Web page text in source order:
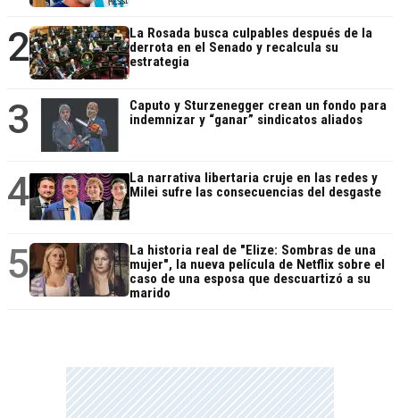
2
La Rosada busca culpables después de la
derrota en el Senado y recalcula su
estrategia
3
Caputo y Sturzenegger crean un fondo para
indemnizar y “ganar” sindicatos aliados
4
La narrativa libertaria cruje en las redes y
Milei sufre las consecuencias del desgaste
5
La historia real de "Elize: Sombras de una
mujer", la nueva película de Netflix sobre el
caso de una esposa que descuartizó a su
marido